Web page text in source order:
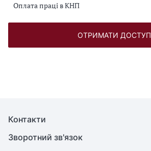
Оплата праці в КНП
ОТРИМАТИ ДОСТУП
Контакти
Зворотний зв'язок